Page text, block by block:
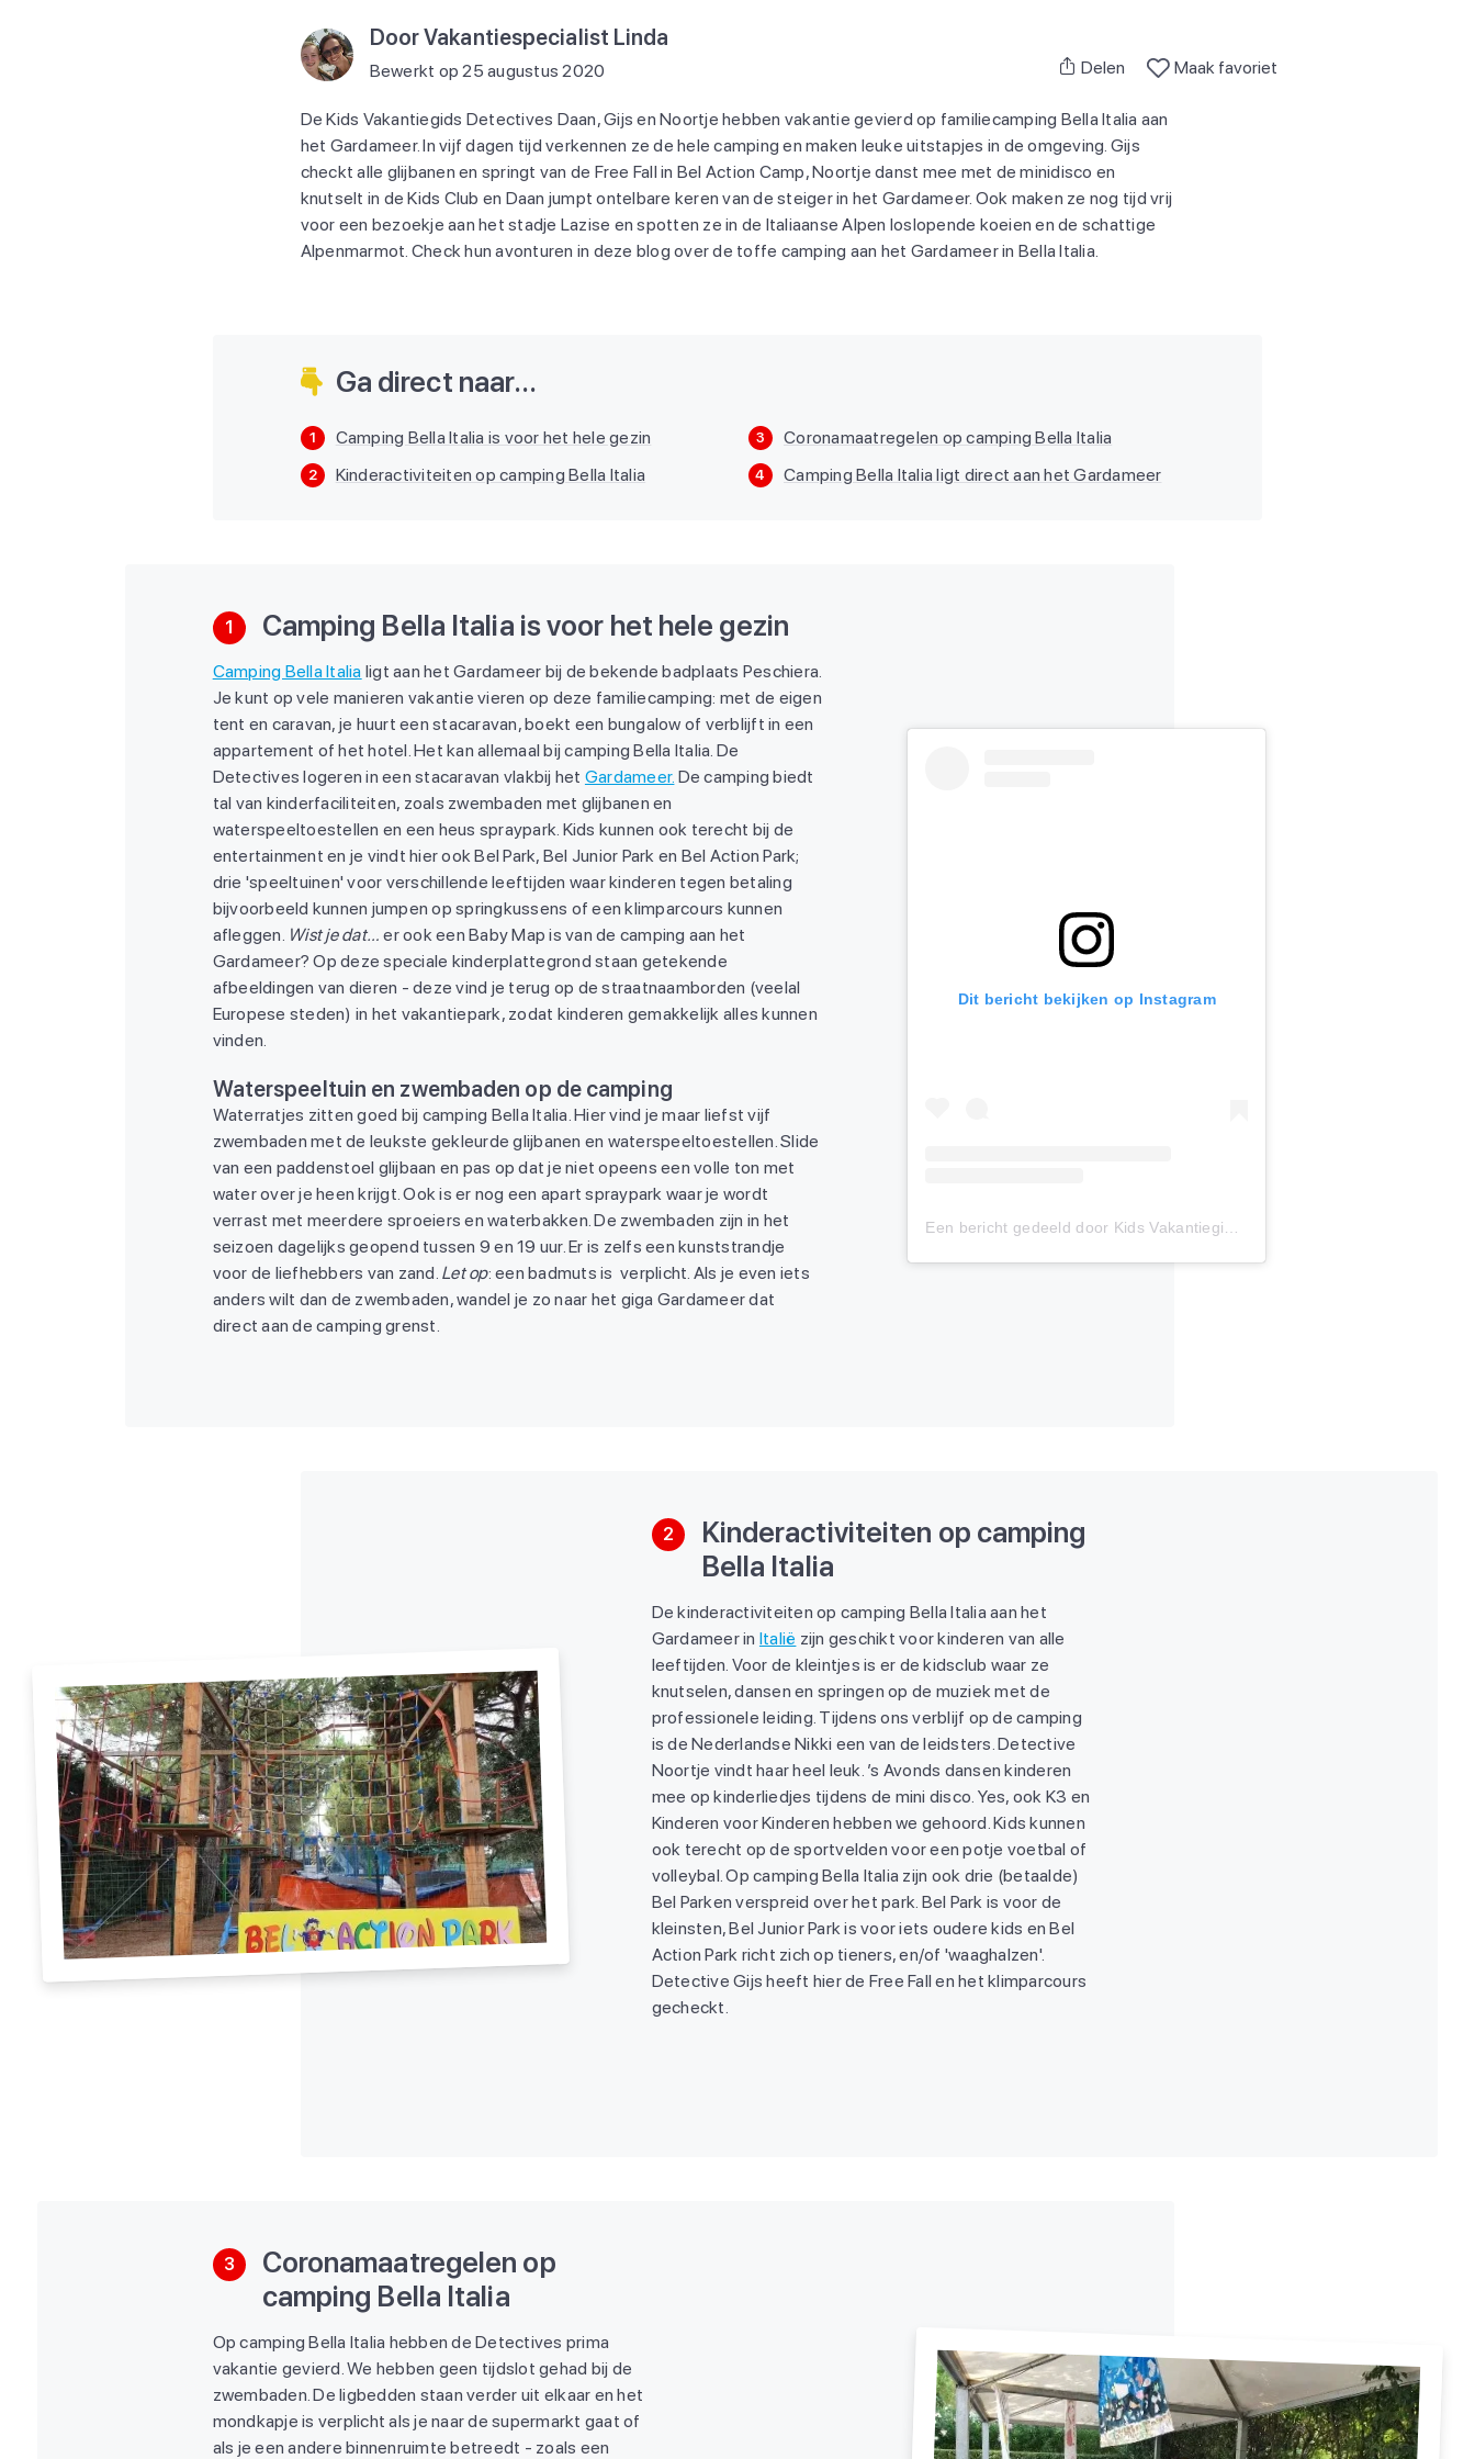
Door Vakantiespecialist Linda
Bewerkt op 25 augustus 2020 Delen Maak favoriet
De Kids Vakantiegids Detectives Daan, Gijs en Noortje hebben vakantie gevierd op familiecamping Bella Italia aan
het Gardameer. In vijf dagen tijd verkennen ze de hele camping en maken leuke uitstapjes in de omgeving. Gijs
checkt alle glijbanen en springt van de Free Fall in Bel Action Camp, Noortje danst mee met de minidisco en
knutselt in de Kids Club en Daan jumpt ontelbare keren van de steiger in het Gardameer. Ook maken ze nog tijd vrij
voor een bezoekje aan het stadje Lazise en spotten ze in de Italiaanse Alpen loslopende koeien en de schattige
Alpenmarmot. Check hun avonturen in deze blog over de toffe camping aan het Gardameer in Bella Italia.
Ga direct naar...
1 Camping Bella Italia is voor het hele gezin
2 Kinderactiviteiten op camping Bella Italia
3 Coronamaatregelen op camping Bella Italia
4 Camping Bella Italia ligt direct aan het Gardameer
1 Camping Bella Italia is voor het hele gezin
Camping Bella Italia ligt aan het Gardameer bij de bekende badplaats Peschiera.
Je kunt op vele manieren vakantie vieren op deze familiecamping: met de eigen
tent en caravan, je huurt een stacaravan, boekt een bungalow of verblijft in een
appartement of het hotel. Het kan allemaal bij camping Bella Italia. De
Detectives logeren in een stacaravan vlakbij het Gardameer. De camping biedt
tal van kinderfaciliteiten, zoals zwembaden met glijbanen en
waterspeeltoestellen en een heus spraypark. Kids kunnen ook terecht bij de
entertainment en je vindt hier ook Bel Park, Bel Junior Park en Bel Action Park;
drie 'speeltuinen' voor verschillende leeftijden waar kinderen tegen betaling
bijvoorbeeld kunnen jumpen op springkussens of een klimparcours kunnen
afleggen. Wist je dat… er ook een Baby Map is van de camping aan het
Gardameer? Op deze speciale kinderplattegrond staan getekende
afbeeldingen van dieren - deze vind je terug op de straatnaamborden (veelal
Europese steden) in het vakantiepark, zodat kinderen gemakkelijk alles kunnen
vinden.
Waterspeeltuin en zwembaden op de camping
Waterratjes zitten goed bij camping Bella Italia. Hier vind je maar liefst vijf
zwembaden met de leukste gekleurde glijbanen en waterspeeltoestellen. Slide
van een paddenstoel glijbaan en pas op dat je niet opeens een volle ton met
water over je heen krijgt. Ook is er nog een apart spraypark waar je wordt
verrast met meerdere sproeiers en waterbakken. De zwembaden zijn in het
seizoen dagelijks geopend tussen 9 en 19 uur. Er is zelfs een kunststrandje
voor de liefhebbers van zand. Let op: een badmuts is verplicht. Als je even iets
anders wilt dan de zwembaden, wandel je zo naar het giga Gardameer dat
direct aan de camping grenst.
Dit bericht bekijken op Instagram
Een bericht gedeeld door Kids Vakantiegids (@kidsvakantiegids)
2
Kinderactiviteiten op camping
Bella Italia
De kinderactiviteiten op camping Bella Italia aan het
Gardameer in Italië zijn geschikt voor kinderen van alle
leeftijden. Voor de kleintjes is er de kidsclub waar ze
knutselen, dansen en springen op de muziek met de
professionele leiding. Tijdens ons verblijf op de camping
is de Nederlandse Nikki een van de leidsters. Detective
Noortje vindt haar heel leuk. ’s Avonds dansen kinderen
mee op kinderliedjes tijdens de mini disco. Yes, ook K3 en
Kinderen voor Kinderen hebben we gehoord. Kids kunnen
ook terecht op de sportvelden voor een potje voetbal of
volleybal. Op camping Bella Italia zijn ook drie (betaalde)
Bel Parken verspreid over het park. Bel Park is voor de
kleinsten, Bel Junior Park is voor iets oudere kids en Bel
Action Park richt zich op tieners, en/of 'waaghalzen'.
Detective Gijs heeft hier de Free Fall en het klimparcours
gecheckt.
3
Coronamaatregelen op
camping Bella Italia
Op camping Bella Italia hebben de Detectives prima
vakantie gevierd. We hebben geen tijdslot gehad bij de
zwembaden. De ligbedden staan verder uit elkaar en het
mondkapje is verplicht als je naar de supermarkt gaat of
als je een andere binnenruimte betreedt - zoals een